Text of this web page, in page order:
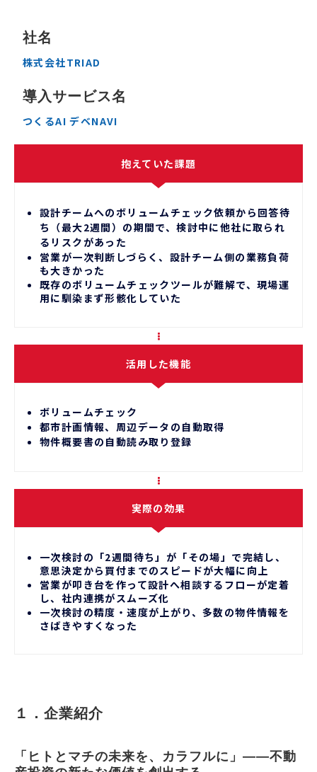
社名
株式会社TRIAD
導入サービス名
つくるAI デベNAVI
抱えていた課題
設計チームへのボリュームチェック依頼から回答待
ち（最大2週間）の期間で、検討中に他社に取られ
るリスクがあった
営業が一次判断しづらく、設計チーム側の業務負荷
も大きかった
既存のボリュームチェックツールが難解で、現場運
用に馴染まず形骸化していた
活用した機能
ボリュームチェック
都市計画情報、周辺データの自動取得
物件概要書の自動読み取り登録
実際の効果
一次検討の「2週間待ち」が「その場」で完結し、
意思決定から買付までのスピードが大幅に向上
営業が叩き台を作って設計へ相談するフローが定着
し、社内連携がスムーズ化
一次検討の精度・速度が上がり、多数の物件情報を
さばきやすくなった
１．企業紹介
「ヒトとマチの未来を、カラフルに」——不動